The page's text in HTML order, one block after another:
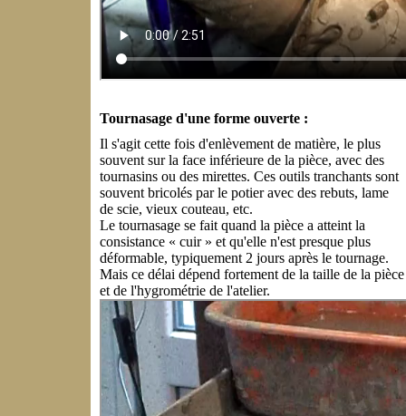
Tournasage d'une forme ouverte :
Il s'agit cette fois d'enlèvement de matière, le plus
souvent sur la face inférieure de la pièce, avec des
tournasins ou des mirettes. Ces outils tranchants sont
souvent bricolés par le potier avec des rebuts, lame
de scie, vieux couteau, etc.
Le tournasage se fait quand la pièce a atteint la
consistance « cuir » et qu'elle n'est presque plus
déformable, typiquement 2 jours après le tournage.
Mais ce délai dépend fortement de la taille de la pièce
et de l'hygrométrie de l'atelier.